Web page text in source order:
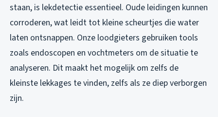
staan, is lekdetectie essentieel. Oude leidingen kunnen
corroderen, wat leidt tot kleine scheurtjes die water
laten ontsnappen. Onze loodgieters gebruiken tools
zoals endoscopen en vochtmeters om de situatie te
analyseren. Dit maakt het mogelijk om zelfs de
kleinste lekkages te vinden, zelfs als ze diep verborgen
zijn.